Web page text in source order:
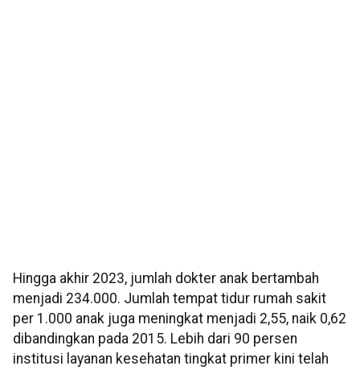
Hingga akhir 2023, jumlah dokter anak bertambah
menjadi 234.000. Jumlah tempat tidur rumah sakit
per 1.000 anak juga meningkat menjadi 2,55, naik 0,62
dibandingkan pada 2015. Lebih dari 90 persen
institusi layanan kesehatan tingkat primer kini telah